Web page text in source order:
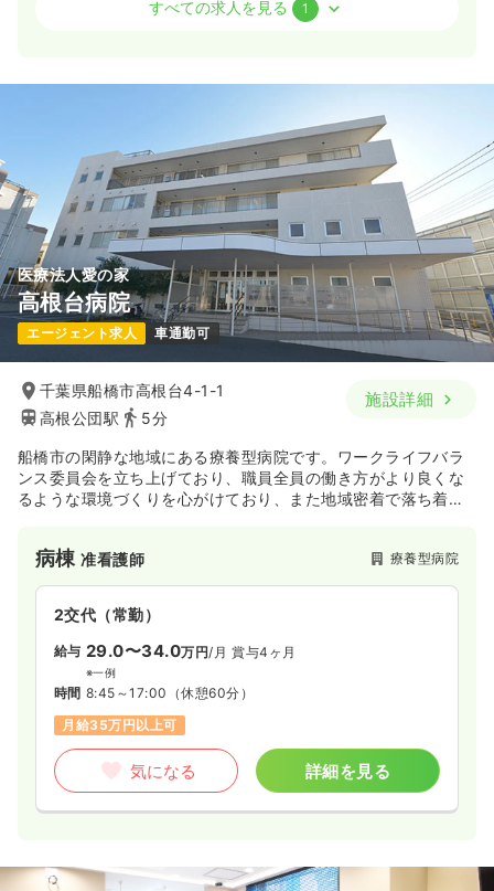
（休憩60分）
日祝休み
年間休日120日 月給26万円以上可
気になる 詳細を見る
すべての求人を見る 1
医療法人愛の家
高根台病院
エージェント求人 車通勤可
千葉県船橋市高根台4-1-1
高根公団駅
5分
施設詳細
船橋市の閑静な地域にある療養型病院です。ワークライフバラ
ンス委員会を立ち上げており、職員全員の働き方がより良くな
るような環境づくりを心がけており、また地域密着で落ち着い
病棟准看護師 療養型病院
2交代（常勤）
給与 29.0〜34.0万円/月 賞与4ヶ月
※一例
時間 8:45～17:00 （休憩60分）
月給35万円以上可
気になる 詳細を見る